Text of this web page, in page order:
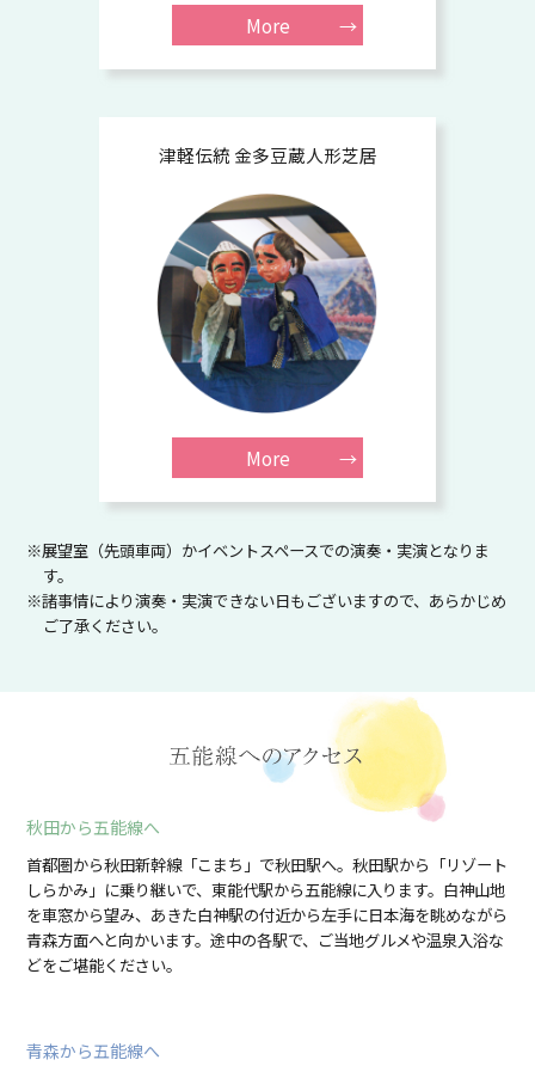
More
津軽伝統 金多豆蔵人形芝居
More
※展望室（先頭車両）かイベントスペースでの演奏・実演となりま
す。
※諸事情により演奏・実演できない日もございますので、あらかじめ
ご了承ください。
秋田から五能線へ
首都圏から秋田新幹線「こまち」で秋田駅へ。秋田駅から「リゾート
しらかみ」に乗り継いで、東能代駅から五能線に入ります。白神山地
を車窓から望み、あきた白神駅の付近から左手に日本海を眺めながら
青森方面へと向かいます。途中の各駅で、ご当地グルメや温泉入浴な
どをご堪能ください。
青森から五能線へ